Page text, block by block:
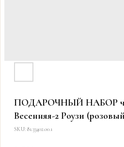
ПОДАРОЧНЫЙ НАБОР
Весенняя-2 Роузи
SKU: 81.33402.00.1